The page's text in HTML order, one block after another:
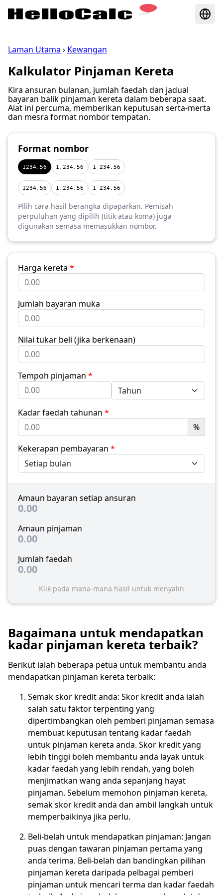
Laman Utama › Kewangan
Kalkulator Pinjaman Kereta
Kira ansuran bulanan, jumlah faedah dan jadual
bayaran balik pinjaman kereta dalam beberapa saat.
Alat ini percuma, memberikan keputusan serta-merta
dan mesra format nombor tempatan.
Format nombor
1234.56 1,234.56 1 234.56
1234,56 1.234,56 1 234,56
Pilih cara hasil berangka dipaparkan. Pemisah
perpuluhan yang dipilih (titik atau koma) juga
digunakan semasa memasukkan nombor.
Harga kereta *
Jumlah bayaran muka
Nilai tukar beli (jika berkenaan)
Tempoh pinjaman *
Kadar faedah tahunan *
%
Kekerapan pembayaran *
Amaun bayaran setiap ansuran
0.00
Amaun pinjaman
0.00
Jumlah faedah
0.00
Klik pada mana-mana hasil untuk menyalin
Bagaimana untuk mendapatkan
kadar pinjaman kereta terbaik?
Berikut ialah beberapa petua untuk membantu anda
mendapatkan pinjaman kereta terbaik:
Semak skor kredit anda: Skor kredit anda ialah
salah satu faktor terpenting yang
dipertimbangkan oleh pemberi pinjaman semasa
membuat keputusan tentang kadar faedah
untuk pinjaman kereta anda. Skor kredit yang
lebih tinggi boleh membantu anda layak untuk
kadar faedah yang lebih rendah, yang boleh
menjimatkan wang anda sepanjang hayat
pinjaman. Sebelum memohon pinjaman kereta,
semak skor kredit anda dan ambil langkah untuk
memperbaikinya jika perlu.
Beli-belah untuk mendapatkan pinjaman: Jangan
puas dengan tawaran pinjaman pertama yang
anda terima. Beli-belah dan bandingkan pilihan
pinjaman kereta daripada pelbagai pemberi
pinjaman untuk mencari terma dan kadar faedah